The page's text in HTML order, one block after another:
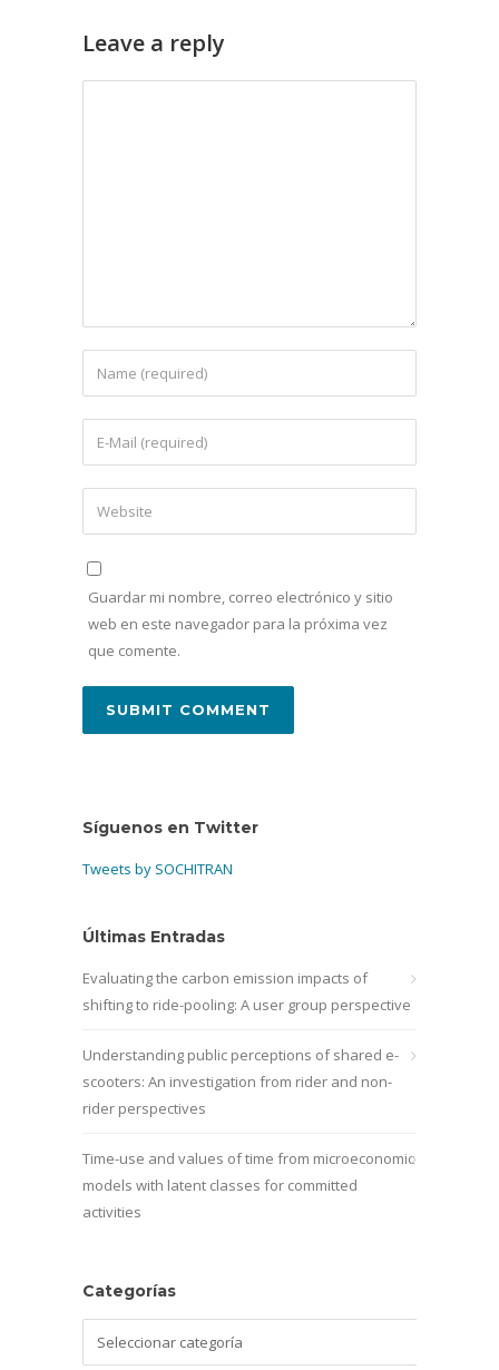
Leave a reply
Guardar mi nombre, correo electrónico y sitio
web en este navegador para la próxima vez
que comente.
Síguenos en Twitter
Tweets by SOCHITRAN
Últimas Entradas
Evaluating the carbon emission impacts of
shifting to ride-pooling: A user group perspective
Understanding public perceptions of shared e-
scooters: An investigation from rider and non-
rider perspectives
Time-use and values of time from microeconomic
models with latent classes for committed
activities
Categorías